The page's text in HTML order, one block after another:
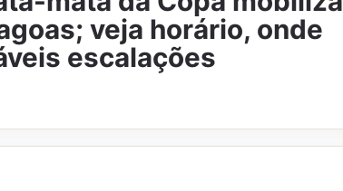
veja horário, onde
escalações